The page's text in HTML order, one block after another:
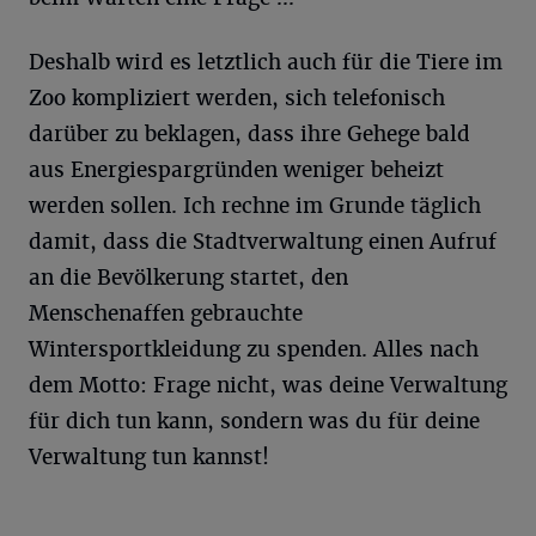
Deshalb wird es letztlich auch für die Tiere im
Zoo kompliziert werden, sich telefonisch
darüber zu beklagen, dass ihre Gehege bald
aus Energiespargründen weniger beheizt
werden sollen. Ich rechne im Grunde täglich
damit, dass die Stadtverwaltung einen Aufruf
an die Bevölkerung startet, den
Menschenaffen gebrauchte
Wintersportkleidung zu spenden. Alles nach
dem Motto: Frage nicht, was deine Verwaltung
für dich tun kann, sondern was du für deine
Verwaltung tun kannst!